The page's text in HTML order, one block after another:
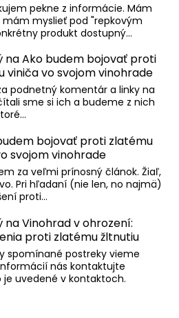
pekne z informácie. Mám
mám myslieť pod "repkovým
produkt dostupný…
naAko budem bojovať proti
viniča vo svojom vinohrade
podnetný komentár a linky na
sme si ich a budeme z nich
bojovať proti zlatému
svojom vinohrade
za veľmi prínosný článok. Žiaľ,
Pri hľadaní (nie len, no najmä)
proti…
naVinohrad v ohrození:
proti zlatému žltnutiu
spomínané postreky vieme
nás kontaktujte
je uvedené v kontaktoch.